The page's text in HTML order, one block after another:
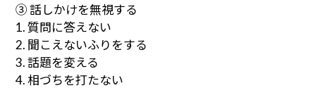
③ 話しかけを無視する
1. 質問に答えない
2. 聞こえないふりをする
3. 話題を変える
4. 相づちを打たない